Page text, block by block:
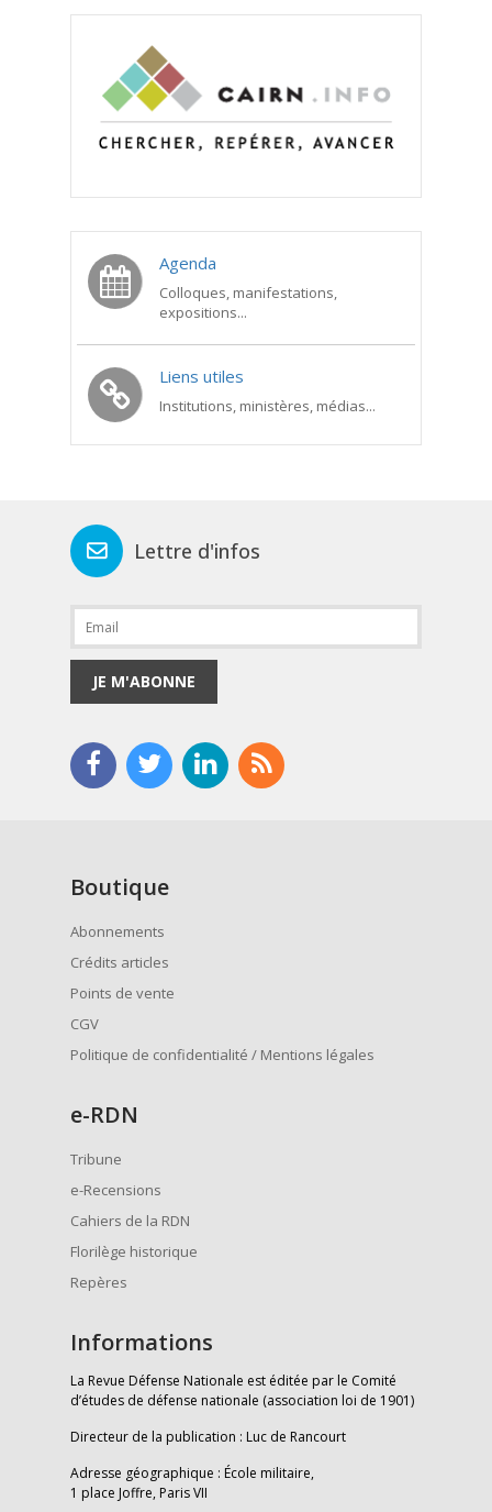
Agenda
Colloques, manifestations,
expositions...
Liens utiles
Institutions, ministères, médias...
Lettre d'infos
JE M'ABONNE
Boutique
Abonnements
Crédits articles
Points de vente
CGV
Politique de confidentialité / Mentions légales
e-RDN
Tribune
e-Recensions
Cahiers de la RDN
Florilège historique
Repères
Informations
La Revue Défense Nationale est éditée par le Comité
d’études de défense nationale (association loi de 1901)
Directeur de la publication : Luc de Rancourt
Adresse géographique : École militaire,
1 place Joffre, Paris VII